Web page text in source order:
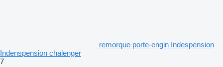
remorque porte-engin Indespension
Indenspension chalenger
7